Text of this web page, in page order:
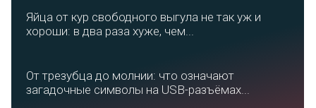
Яйца от кур свободного выгула не так уж и
хороши: в два раза хуже, чем...
От трезубца до молнии: что означают
загадочные символы на USB-разъёмах...